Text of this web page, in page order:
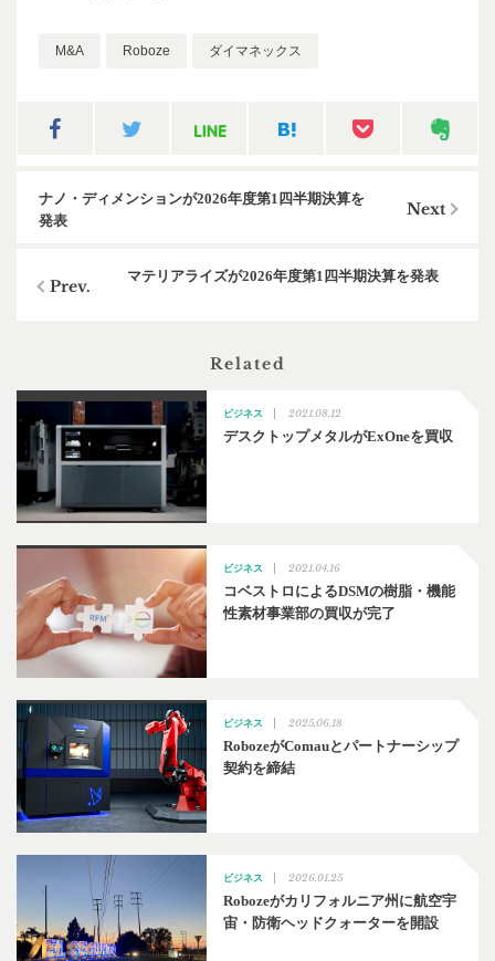
M&A Roboze ダイマネックス
ナノ・ディメンションが2026年度第1四半期決算を
発表
マテリアライズが2026年度第1四半期決算を発表
Related
ビジネス 2021.08.12
デスクトップメタルがExOneを買収
ビジネス 2021.04.16
コベストロによるDSMの樹脂・機能
性素材事業部の買収が完了
ビジネス 2025.06.18
RobozeがComauとパートナーシップ
契約を締結
ビジネス 2026.01.25
Robozeがカリフォルニア州に航空宇
宙・防衛ヘッドクォーターを開設